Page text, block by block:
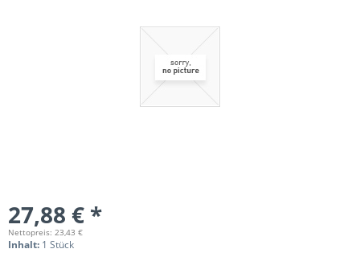
27,88 € *
Nettopreis: 23,43 €
Inhalt: 1 Stück